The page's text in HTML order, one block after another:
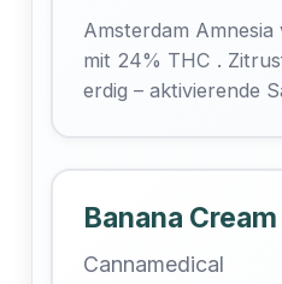
Amsterdam Amnesia
mit 24% THC .
erdig – aktivierende
Banana
Cannamedical